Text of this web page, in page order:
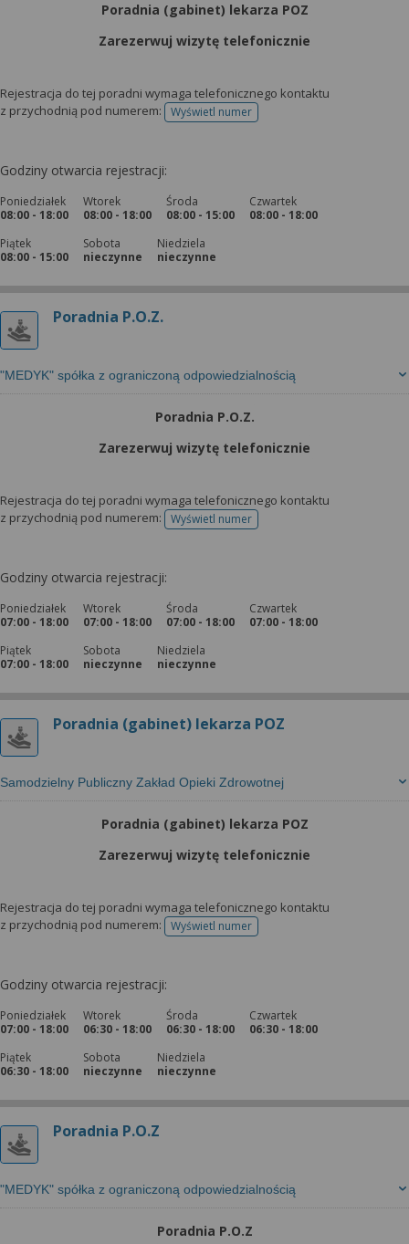
Poradnia (gabinet) lekarza POZ
Zarezerwuj wizytę telefonicznie
Rejestracja do tej poradni wymaga telefonicznego kontaktu
z przychodnią pod numerem:
Wyświetl numertelefonu do rejestracji
Godziny otwarcia rejestracji:
Poniedziałek
08:00 - 18:00
Wtorek
08:00 - 18:00
Środa
08:00 - 15:00
Czwartek
08:00 - 18:00
Piątek
08:00 - 15:00
Sobota
nieczynne
Niedziela
nieczynne
Poradnia P.O.Z.
"MEDYK" spółka z ograniczoną odpowiedzialnością
Poradnia P.O.Z.
Zarezerwuj wizytę telefonicznie
Rejestracja do tej poradni wymaga telefonicznego kontaktu
z przychodnią pod numerem:
Wyświetl numertelefonu do rejestracji
Godziny otwarcia rejestracji:
Poniedziałek
07:00 - 18:00
Wtorek
07:00 - 18:00
Środa
07:00 - 18:00
Czwartek
07:00 - 18:00
Piątek
07:00 - 18:00
Sobota
nieczynne
Niedziela
nieczynne
Poradnia (gabinet) lekarza POZ
Samodzielny Publiczny Zakład Opieki Zdrowotnej
Poradnia (gabinet) lekarza POZ
Zarezerwuj wizytę telefonicznie
Rejestracja do tej poradni wymaga telefonicznego kontaktu
z przychodnią pod numerem:
Wyświetl numertelefonu do rejestracji
Godziny otwarcia rejestracji:
Poniedziałek
07:00 - 18:00
Wtorek
06:30 - 18:00
Środa
06:30 - 18:00
Czwartek
06:30 - 18:00
Piątek
06:30 - 18:00
Sobota
nieczynne
Niedziela
nieczynne
Poradnia P.O.Z
"MEDYK" spółka z ograniczoną odpowiedzialnością
Poradnia P.O.Z